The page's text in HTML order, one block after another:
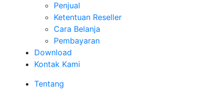
Penjual
Ketentuan Reseller
Cara Belanja
Pembayaran
Download
Kontak Kami
Tentang